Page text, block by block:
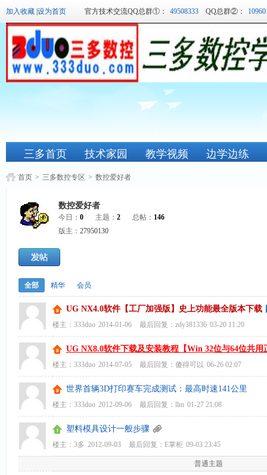
加入收藏 设为首页 官方技术交流QQ总群①： 49508333 QQ总群②：
三多首页 技术家园 教学视频 边学边练
首页 > 三多数控专区 > 数控爱好者
数控爱好者
今日： 0 主题： 2 总帖： 146
版主： 27950130
全部 精华 会员
UG NX4.0软件【工厂加强版】史上功能最全版本下载
楼主： 333duo 2014-01-06 最后回复： zdy381336 03-20 11:20
UG NX8.0软件下载及安装教程【Win 32位与64位共用
楼主： 333duo 2014-07-05 最后回复： 傻得可以 06-26 02:07
世界首辆3D打印赛车完成测试：最高时速141公里
楼主： 333duo 2012-09-06 最后回复： llm 01-27 21:08
塑料模具设计一般步骤
楼主： 3多 2012-09-03 最后回复： E掌柜 09-03 23:45
普通主题